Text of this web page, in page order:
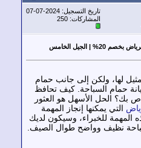
تاريخ التسجيل: 2024-07-07
إلى جانب حمام
السباحة. كيف تحافظ
الأسهل هو العثور
إنجاز المهمة
وسيكون لديك
وواضح طوال الصيف.